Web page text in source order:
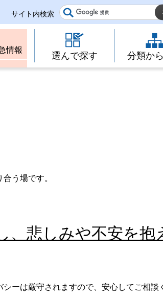
サイト内検索
情報
選んで探す 分類か
う場です。
悲しみや不安を抱
ーは厳守されますので、安心してご相談